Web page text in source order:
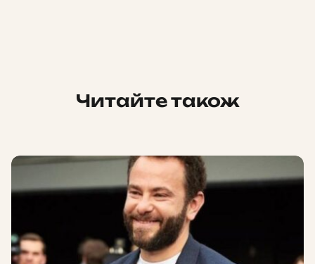
Читайте також